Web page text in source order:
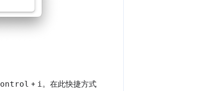
+ i。在此快捷方式